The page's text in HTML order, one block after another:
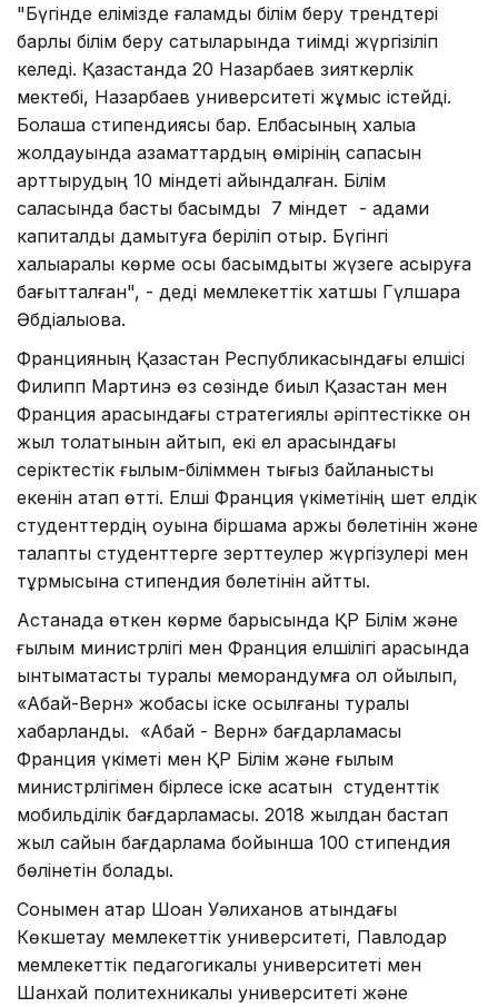
"Бүгінде елімізде ғаламдық білім беру трендтері
барлық білім беру сатыларында тиімді жүргізіліп
келеді. Қазақстанда 20 Назарбаев зияткерлік
мектебі, Назарбаев университеті жұмыс істейді.
Болашақ стипендиясы бар. Елбасының халыққа
жолдауында азаматтардың өмірінің сапасын
арттырудың 10 міндеті айқындалған. Білім
саласында басты басымдық 7 міндет - адами
капиталды дамытуға беріліп отыр. Бүгінгі
халықаралық көрме осы басымдықты жүзеге асыруға
бағытталған", - деді мемлекеттік хатшы Гүлшара
Әбдіқалықова.
Францияның Қазақстан Республикасындағы елшісі
Филипп Мартинэ өз сөзінде биыл Қазақстан мен
Франция арасындағы стратегиялық әріптестікке он
жыл толатынын айтып, екі ел арасындағы
серіктестік ғылым-біліммен тығыз байланысты
екенін атап өтті. Елші Франция үкіметінің шет елдік
студенттердің оқуына біршама қаржы бөлетінін және
талапты студенттерге зерттеулер жүргізулері мен
тұрмысына стипендия бөлетінін айтты.
Астанада өткен көрме барысында ҚР Білім және
ғылым министрлігі мен Франция елшілігі арасында
ынтымақтастық туралы меморандумға қол қойылып,
«Абай-Верн» жобасы іске қосылғаны туралы
хабарланды. «Абай - Верн» бағдарламасы
Франция үкіметі мен ҚР Білім және ғылым
министрлігімен бірлесе іске асатын студенттік
мобильділік бағдарламасы. 2018 жылдан бастап
жыл сайын бағдарлама бойынша 100 стипендия
бөлінетін болады.
Сонымен қатар Шоқан Уәлиханов атындағы
Көкшетау мемлекеттік университеті, Павлодар
мемлекеттік педагогикалық университеті мен
Шанхай политехникалық университеті және